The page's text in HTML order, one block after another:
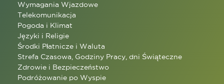
Wymagania Wjazdowe
Telekomunikacja
Pogoda i Klimat
Języki i Religie
Środki Płatnicze i Waluta
Strefa Czasowa, Godziny Pracy, dni Świąteczne
Zdrowie i Bezpieczeństwo
Podróżowanie po Wyspie